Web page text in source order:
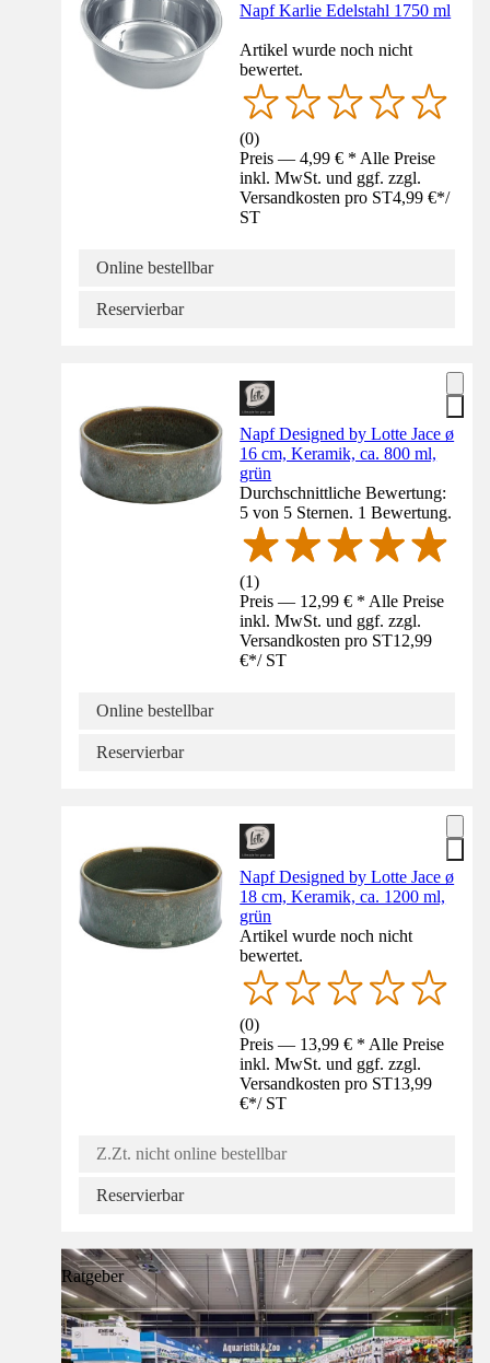
Napf Karlie Edelstahl 1750 ml
Artikel wurde noch nicht
bewertet.
(0)
Preis — 4,99 € * Alle Preise
inkl. MwSt. und ggf. zzgl.
Versandkosten pro ST4,99 €*/
ST
Online bestellbar
Reservierbar
Napf Designed by Lotte Jace ø
16 cm, Keramik, ca. 800 ml,
grün
Durchschnittliche Bewertung:
5 von 5 Sternen. 1 Bewertung.
(1)
Preis — 12,99 € * Alle Preise
inkl. MwSt. und ggf. zzgl.
Versandkosten pro ST12,99
€*/ ST
Online bestellbar
Reservierbar
Napf Designed by Lotte Jace ø
18 cm, Keramik, ca. 1200 ml,
grün
Artikel wurde noch nicht
bewertet.
(0)
Preis — 13,99 € * Alle Preise
inkl. MwSt. und ggf. zzgl.
Versandkosten pro ST13,99
€*/ ST
Z.Zt. nicht online bestellbar
Reservierbar
Ratgeber